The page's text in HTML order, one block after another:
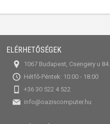
ELÉRHETŐSÉGEK
1067 Budapest, Csengery u 84.
Hétfő-Péntek: 10:00 - 18:00
+36 30 522 4 522
info@oaziscomputer.hu